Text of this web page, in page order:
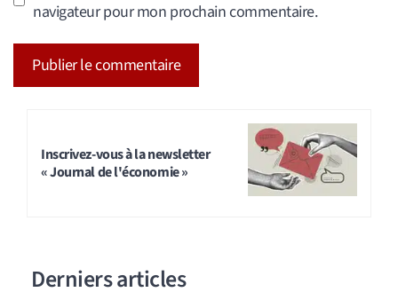
navigateur pour mon prochain commentaire.
Inscrivez-vous à la newsletter
« Journal de l'économie »
Derniers articles